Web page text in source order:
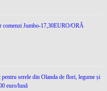
comenzi Jumbo-17,30EURO/ORĂ
pentru serele din Olanda de flori, legume și
euro/lună